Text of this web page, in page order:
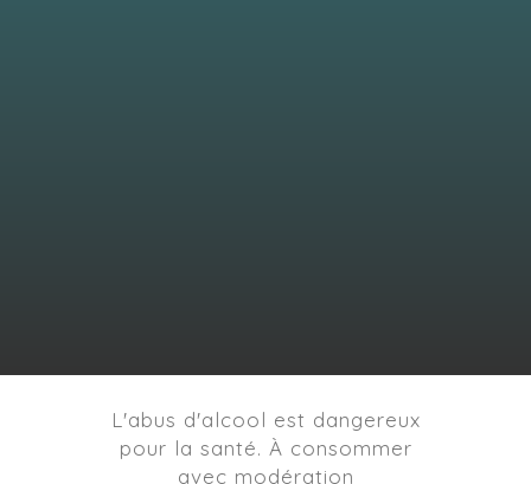
L'abus d'alcool est dangereux
pour la santé. À consommer
avec modération